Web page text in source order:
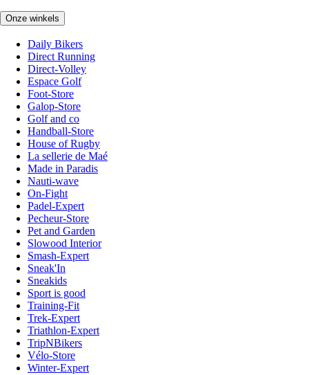
Onze winkels
Daily Bikers
Direct Running
Direct-Volley
Espace Golf
Foot-Store
Galop-Store
Golf and co
Handball-Store
House of Rugby
La sellerie de Maé
Made in Paradis
Nauti-wave
On-Fight
Padel-Expert
Pecheur-Store
Pet and Garden
Slowood Interior
Smash-Expert
Sneak'In
Sneakids
Sport is good
Training-Fit
Trek-Expert
Triathlon-Expert
TripNBikers
Vélo-Store
Winter-Expert